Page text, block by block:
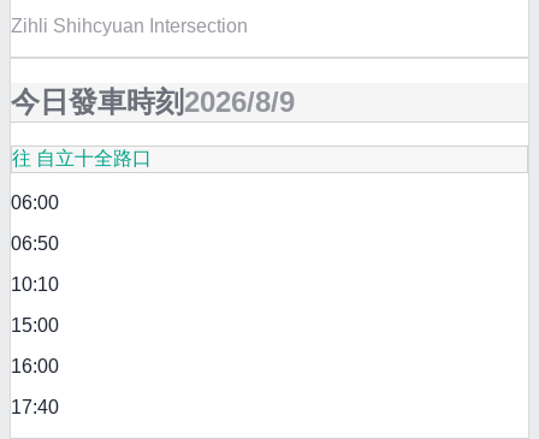
Zihli Shihcyuan Intersection
今日發車時刻 2026/8/9
往 自立十全路口
06:00
06:50
10:10
15:00
16:00
17:40